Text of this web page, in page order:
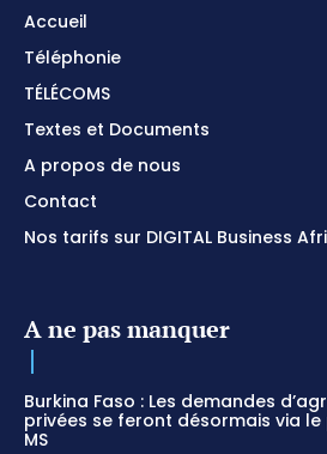
Accueil
Téléphonie
TÉLÉCOMS
Textes et Documents
A propos de nous
Contact
Nos tarifs sur DIGITAL Business
A ne pas manquer
Burkina Faso : Les demandes
privées se feront désormais via le
MS